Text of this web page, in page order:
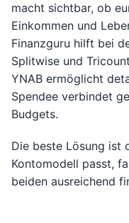
macht sichtbar, ob
Einkommen und
Finanzguru hilft bei
Splitwise und
YNAB ermöglicht
Spendee verbindet
Budgets.
Die beste Lösung ist
Kontomodell passt,
beiden ausreichend